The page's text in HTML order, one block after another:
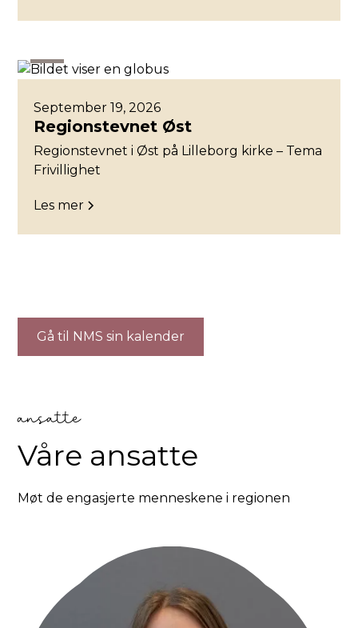
September 19, 2026
Regionstevnet Øst
Regionstevnet i Øst på Lilleborg kirke – Tema
Frivillighet
Les mer
Gå til NMS sin kalender
ansatte
Våre ansatte
Møt de engasjerte menneskene i regionen